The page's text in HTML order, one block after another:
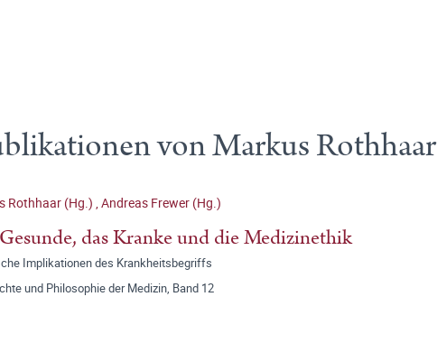
von Markus Rothhaar
Rothhaar (Hg.) ,Andreas Frewer (Hg.)
das Kranke und die Medizinethik
Implikationen des Krankheitsbegriffs
und Philosophie der Medizin, Band 12